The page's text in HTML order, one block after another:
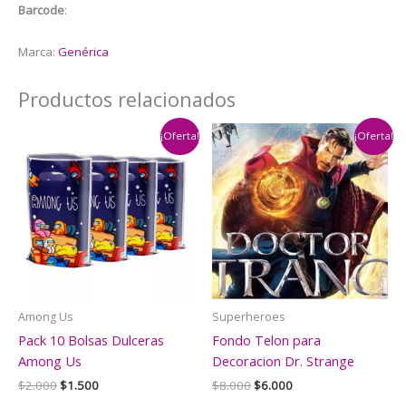
Barcode:
Marca: Genérica
Productos relacionados
¡Oferta!
Among Us
Pack 10 Bolsas Dulceras
Among Us
$2.000El
$1.500El
¡Oferta!
Superheroes
Fondo Telon para
Decoracion Dr. Strange
$8.000El
$6.000El